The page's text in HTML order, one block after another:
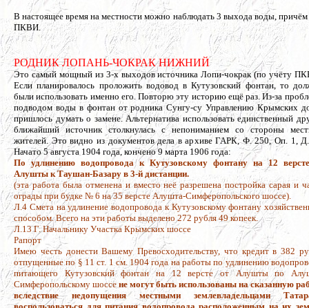
В настоящее время на местности можно наблюдать 3 выхода воды,
ПКВИ.
РОДНИК ЛОПАНЬ-ЧОКРАК НИЖНИЙ
Это самый мощный из 3-х выходов источника Лопи-чокрак (по учёту
Если планировалось проложить водовод в Кутузовский фонтан, то
были использовать именно его. Повторю эту историю ещё раз.Из-за
подводом воды в фонтан от родника Сунгу-су Управлению Крымских
пришлось думать о замене. Альтернатива использовать единственный
ближайший источник столкнулась с непониманием со стороны
жителей. Это видно из документов дела в архиве ГАРК, Ф. 250, Оп. 1,
Начато 5 августа 1904 года, кончено 9 марта 1906 года:
По удлинению водопровода к Кутузовскому фонтану на 12
Алушты к Таушан-Базару в 3-й дистанции.
(эта работа была отменена и вместо неё разрешена постройка сарая и
ограды при будке № 6 на 35 версте Алушта-Симферопольского шоссе).
Л.4 Смета на удлинение водопровода к Кутузовскому фонтану
способом. Всего на эти работы выделено 272 рубля 49 копеек.
Л.13 Г. Начальнику Участка Крымских шоссе
Рапорт
Имею честь донести Вашему Превосходительству, что кредит в 382
отпущенные по § 11 ст. 1 см. 1904 года на работы по удлинению
питающего Кутузовский фонтан на 12 версте от Алушты по
Симферопольскому шоссене могут быть использованы на сказанную
вследствие недопущения местными землевладельцами